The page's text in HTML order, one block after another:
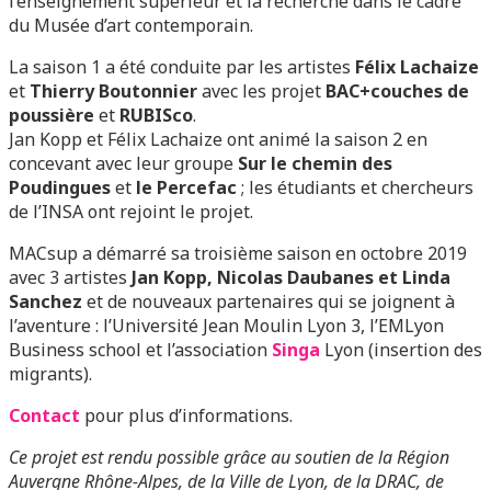
du Musée d’art contemporain.
La saison 1 a été conduite par les artistes Félix Lachaize
et Thierry Boutonnieravec les projet BAC+couches de
poussière et RUBISco.
Jan Kopp et Félix Lachaize ont animé la saison 2 en
concevant avec leur groupe Sur le chemin des
Poudingueset le Percefac ; les étudiants et chercheurs
de l’INSA ont rejoint le projet.
MACsup a démarré sa troisième saison en octobre 2019
avec 3 artistes Jan Kopp, Nicolas Daubanes et Linda
Sanchez et de nouveaux partenaires qui se joignent à
l’aventure : l’Université Jean Moulin Lyon 3, l’EMLyon
Business school et l’association Singa Lyon (insertion des
migrants).
Contact pour plus d’informations.
Ce projet est rendu possible grâce au soutien de la Région
Auvergne Rhône-Alpes, de la Ville de Lyon, de la DRAC, de